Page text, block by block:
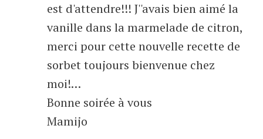
est d'attendre!!! J''avais bien aimé la
vanille dans la marmelade de citron,
merci pour cette nouvelle recette de
sorbet toujours bienvenue chez
moi!…
Bonne soirée à vous
Mamijo